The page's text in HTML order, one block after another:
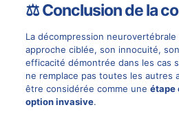
⚖️ Conclusion de la
La décompression
approche ciblée, son innocuité,
efficacité démontrée dans les cas
ne remplace pas toutes les autres
être considérée comme une étape
option invasive.